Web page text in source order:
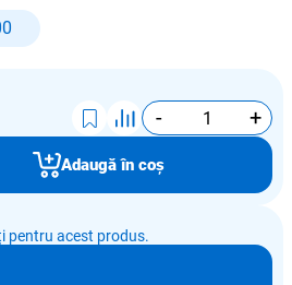
- +
Adaugă în coș
pentru acest produs.